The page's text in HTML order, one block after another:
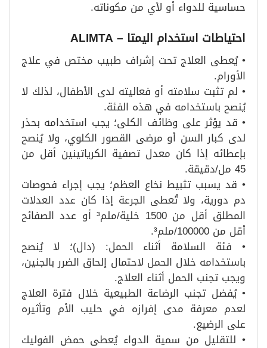
حساسية للدواء أو لأي من مكوناته.
احتياطات استخدام اليمتا – ALIMTA
• يُعطى العلاج تحت إشراف طبيب مختص في علاج
الأورام.
• لم تثبت سلامته أو فعاليته لدى الأطفال، لذلك لا
يُنصح باستخدامه في هذه الفئة.
• قد يؤثر على وظائف الكلى؛ يجب استخدامه بحذر
لدى كبار السن أو مرضى القصور الكلوي، ولا يُنصح
بإعطائه إذا كان معدل تصفية الكرياتينين أقل من
45 مل/دقيقة.
• قد يسبب تثبيط نخاع العظم؛ يجب إجراء فحوصات
دم دورية، ولا تُعطى الجرعة إذا كان عدد العدلات
المطلق أقل من 1500 خلية/ملم³ أو عدد الصفائح
أقل من 100000/ملم³.
• فئة السلامة أثناء الحمل: (دال)؛ لا يُنصح
باستخدامه خلال الحمل لاحتمال إلحاق الضرر بالجنين،
ويجب تجنب الحمل أثناء العلاج.
• يُفضل تجنب الرضاعة الطبيعية خلال فترة العلاج
لعدم معرفة مدى إفرازه في حليب الأم وتأثيره
على الرضيع.
• للتقليل من سمية الدواء يُعطى حمض الفوليك